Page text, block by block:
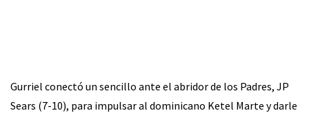
Gurriel conectó un sencillo ante el abridor de los Padres, JP
Sears (7-10), para impulsar al dominicano Ketel Marte y darle